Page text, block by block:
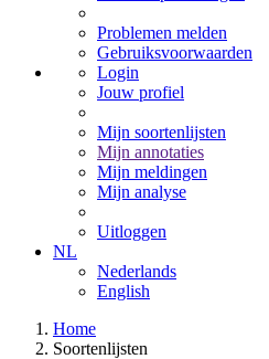
Problemen melden
Gebruiksvoorwaarden
Login
Jouw profiel
Mijn soortenlijsten
Mijn annotaties
Mijn meldingen
Mijn analyse
Uitloggen
NL
Nederlands
English
Home
Soortenlijsten